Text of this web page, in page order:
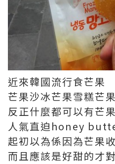
近來韓國流行食芒果
芒果沙冰芒果雪糕芒
反正什麼都可以有芒
人氣直迫honey
起初以為係因為芒果
而且應該是好甜的才對